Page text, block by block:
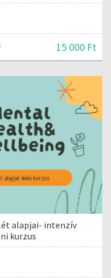
15 000 Ft
alapjai- intenzív
kurzus